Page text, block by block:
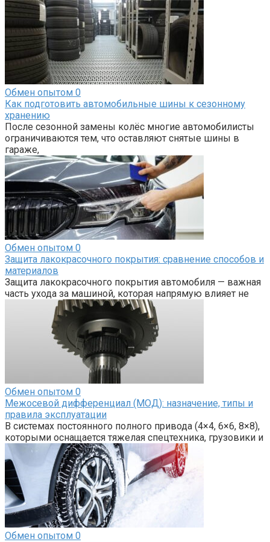
Обмен опытом 0
Как подготовить автомобильные шины к сезонному
хранению
После сезонной замены колёс многие автомобилисты
ограничиваются тем, что оставляют снятые шины в
гараже,
Обмен опытом 0
Защита лакокрасочного покрытия: сравнение способов и
материалов
Защита лакокрасочного покрытия автомобиля — важная
часть ухода за машиной, которая напрямую влияет не
Обмен опытом 0
Межосевой дифференциал (МОД): назначение, типы и
правила эксплуатации
В системах постоянного полного привода (4×4, 6×6, 8×8),
которыми оснащается тяжелая спецтехника, грузовики и
Обмен опытом 0